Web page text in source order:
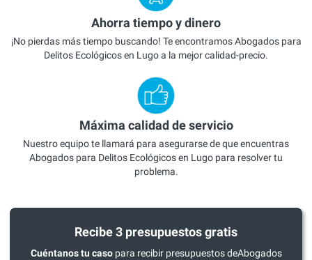
Ahorra tiempo y dinero
¡No pierdas más tiempo buscando! Te encontramos Abogados para
Delitos Ecológicos en Lugo a la mejor calidad-precio.
Máxima calidad de servicio
Nuestro equipo te llamará para asegurarse de que encuentras
Abogados para Delitos Ecológicos en Lugo para resolver tu
problema.
Recibe 3 presupuestos gratis
Cuéntanos tu casopara recibir presupuestos deAbogados